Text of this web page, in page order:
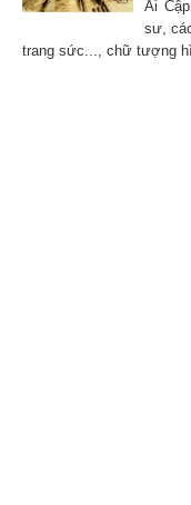
Ai
sư,
trang sức..., chữ tượng